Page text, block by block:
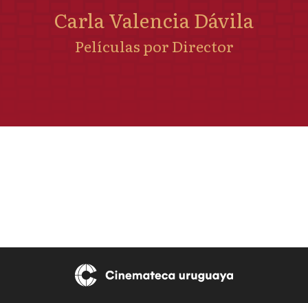
Carla Valencia Dávila
Películas por Director